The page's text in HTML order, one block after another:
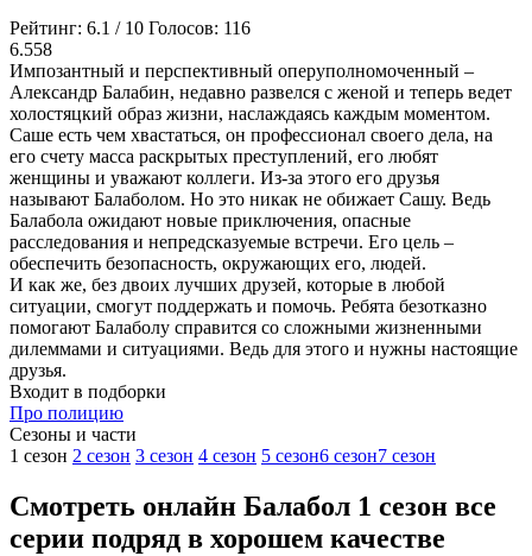
Рейтинг: 6.1 / 10 Голосов: 116
6.558
Импозантный и перспективный оперуполномоченный –
Александр Балабин, недавно развелся с женой и теперь ведет
холостяцкий образ жизни, наслаждаясь каждым моментом.
Саше есть чем хвастаться, он профессионал своего дела, на
его счету масса раскрытых преступлений, его любят
женщины и уважают коллеги. Из-за этого его друзья
называют Балаболом. Но это никак не обижает Сашу. Ведь
Балабола ожидают новые приключения, опасные
расследования и непредсказуемые встречи. Его цель –
обеспечить безопасность, окружающих его, людей.
И как же, без двоих лучших друзей, которые в любой
ситуации, смогут поддержать и помочь. Ребята безотказно
помогают Балаболу справится со сложными жизненными
дилеммами и ситуациями. Ведь для этого и нужны настоящие
друзья.
Входит в подборки
Про полицию
Cезоны и части
1 сезон 2 сезон 3 сезон 4 сезон 5 сезон6 сезон7 сезон
Смотреть онлайн Балабол 1 сезон все
серии подряд в хорошем качестве